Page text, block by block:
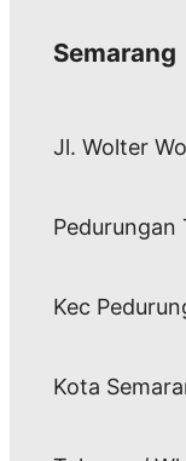
Semarang
Jl. Wolter
Pedurungan
Kec
Kota